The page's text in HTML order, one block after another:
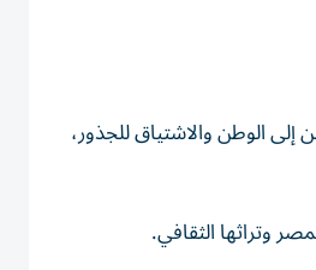
عن الحنين إلى الوطن والاشتياق للجذور،
وتراثها الثقافي.